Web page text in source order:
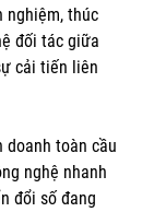
nghiệm, thúc
đối tác giữa
cải tiến liên
doanh toàn cầu
nghệ nhanh
đổi số đang